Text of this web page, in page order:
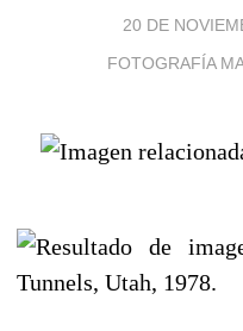
20 DE
FOTOGRAFÍA